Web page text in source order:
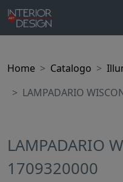
Home Catalogo
LAMPADARIO
LAMPADARIO
1709320000